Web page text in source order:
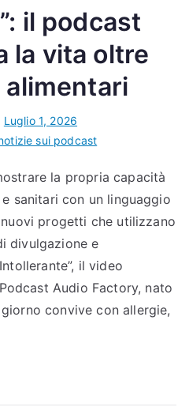
il podcast
la vita oltre
Luglio 1, 2026
sui podcast
la propria capacità
sanitari con un linguaggio
progetti che utilizzano
divulgazione e
il video
Audio Factory, nato
convive con allergie,